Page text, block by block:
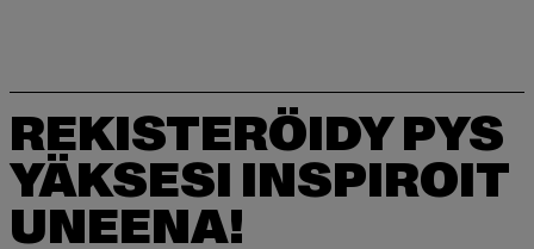
REKISTERÖIDY PYS
YÄKSESI INSPIROIT
UNEENA!